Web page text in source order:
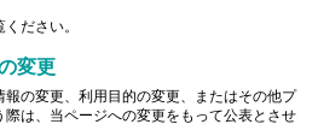
ださい。
変更
の変更、利用目的の変更、またはその他プ
は、当ページへの変更をもって公表とさせ